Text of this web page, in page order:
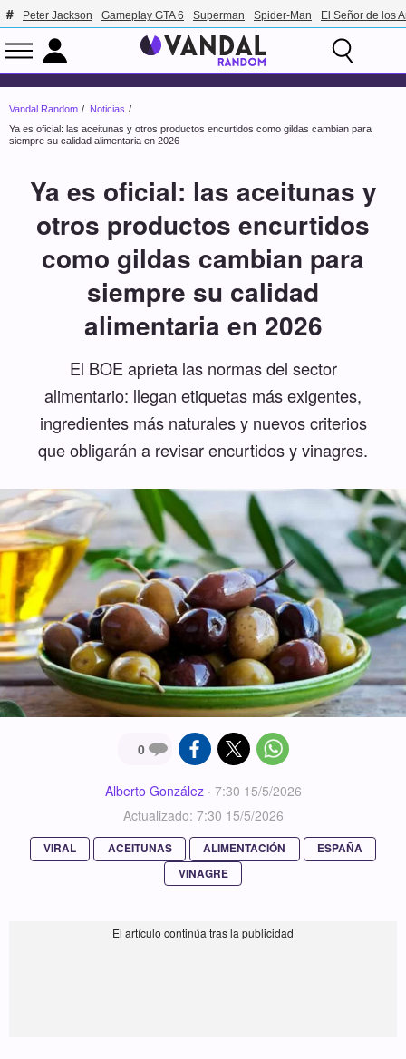
Peter Jackson Gameplay GTA 6 Superman Spider-Man El Señor de los
Vandal Random
Noticias
Ya es oficial: las aceitunas y otros productos encurtidos como gildas cambian para
siempre su calidad alimentaria en 2026
Ya es oficial: las aceitunas y
otros productos encurtidos
como gildas cambian para
siempre su calidad
alimentaria en 2026
El BOE aprieta las normas del sector
alimentario: llegan etiquetas más exigentes,
ingredientes más naturales y nuevos criterios
que obligarán a revisar encurtidos y vinagres.
0
Alberto González· 7:30 15/5/2026
Actualizado: 7:30 15/5/2026
VIRAL ACEITUNAS ALIMENTACIÓN
ESPAÑA
VINAGRE